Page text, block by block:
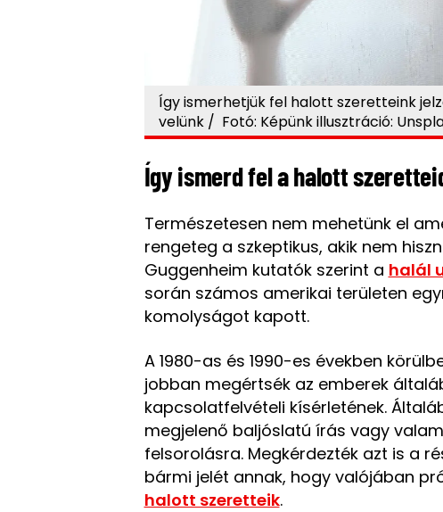
Így ismerhetjük fel halott szeretteink
velünk / Fotó: Képünk illusztráció:
Így ismerd fel a halott
Természetesen nem mehetünk el
rengeteg a szkeptikus, akik nem
Guggenheim kutatók szerint a halál
során számos amerikai területen
komolyságot kapott.
A 1980-as és 1990-es években
jobban megértsék az emberek
kapcsolatfelvételi kísérletének.
megjelenő baljóslatú írás vagy
felsorolásra. Megkérdezték azt is a
bármi jelét annak, hogy valójában
halott szeretteik.